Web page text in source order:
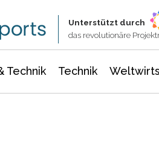
Unterstützt durch
das revolutionäre
Technik Technik